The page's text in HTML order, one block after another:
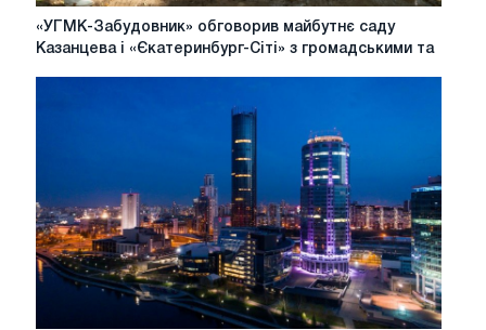
«УГМК-
Забудовник»
Сіті»
з
громадськими
та
експертами
«УГМК-Забудовник» обговорив майбутнє саду
Казанцева і «Єкатеринбург-Сіті» з громадськими та